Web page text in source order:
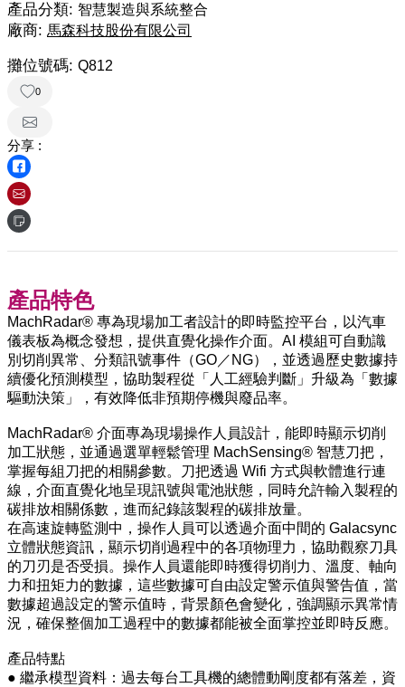
產品分類: 智慧製造與系統整合
廠商: 馬森科技股份有限公司
攤位號碼: Q812
0
分享 :
產品特色
MachRadar® 專為現場加工者設計的即時監控平台，以汽車
儀表板為概念發想，提供直覺化操作介面。AI 模組可自動識
別切削異常、分類訊號事件（GO／NG），並透過歷史數據持
續優化預測模型，協助製程從「人工經驗判斷」升級為「數據
驅動決策」，有效降低非預期停機與廢品率。
MachRadar® 介面專為現場操作人員設計，能即時顯示切削
加工狀態，並通過選單輕鬆管理 MachSensing® 智慧刀把，
掌握每組刀把的相關參數。刀把透過 Wifi 方式與軟體進行連
線，介面直覺化地呈現訊號與電池狀態，同時允許輸入製程的
碳排放相關係數，進而紀錄該製程的碳排放量。
在高速旋轉監測中，操作人員可以透過介面中間的 Galacsync
立體狀態資訊，顯示切削過程中的各項物理力，協助觀察刀具
的刀刃是否受損。操作人員還能即時獲得切削力、溫度、軸向
力和扭矩力的數據，這些數據可自由設定警示值與警告值，當
數據超過設定的警示值時，背景顏色會變化，強調顯示異常情
況，確保整個加工過程中的數據都能被全面掌控並即時反應。
產品特點
● 繼承模型資料：過去每台工具機的總體動剛度都有落差，資